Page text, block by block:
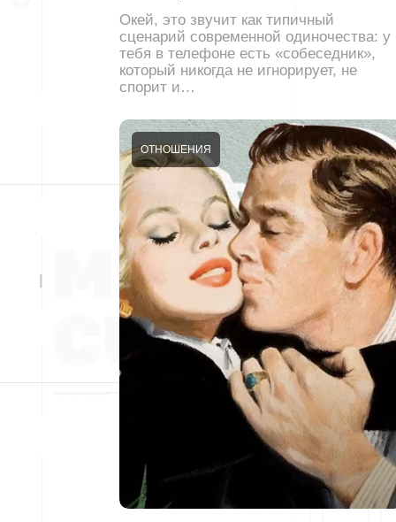
Окей, это звучит как типичный
сценарий современной одиночества: у
тебя в телефоне есть «собеседник»,
который никогда не игнорирует, не
спорит и…
ОТНОШЕНИЯ